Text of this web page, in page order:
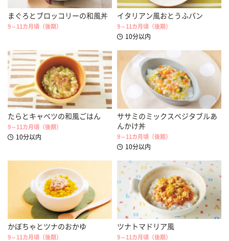
まぐろとブロッコリーの和風丼
9～11カ月頃（後期）
イタリアン風おとうふパン
9～11カ月頃（後期）
10分以内
たらとキャベツの和風ごはん
9～11カ月頃（後期）
10分以内
ササミのミックスベジタブルあ
んかけ丼
9～11カ月頃（後期）
10分以内
かぼちゃとツナのおかゆ
9～11カ月頃（後期）
ツナトマドリア風
9～11カ月頃（後期）